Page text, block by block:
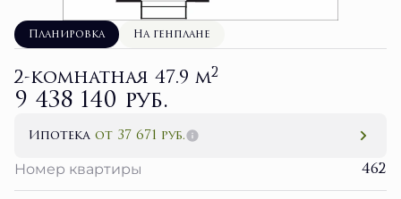
Планировка На генплане
2-комнатная 47.9 м2
9 438 140 руб.
Ипотека от 37 671 руб.
Номер квартиры
462